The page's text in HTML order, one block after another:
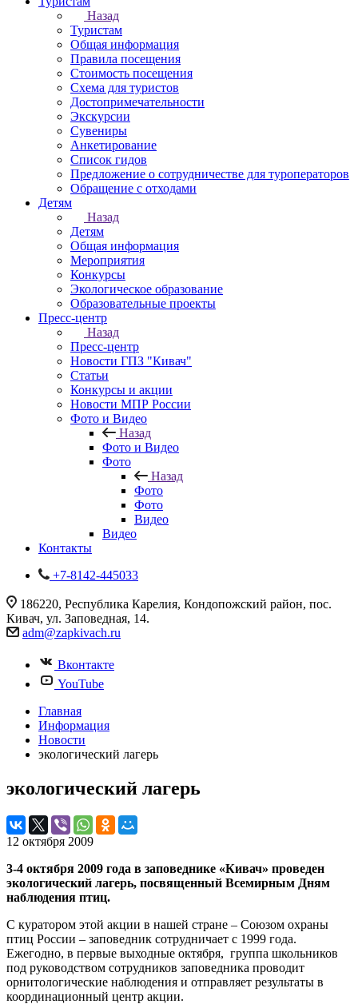
Назад
Туристам
Общая информация
Правила посещения
Стоимость посещения
Схема для туристов
Достопримечательности
Экскурсии
Сувениры
Анкетирование
Список гидов
Предложение о сотрудничестве для туроператоров
Обращение с отходами
Детям
Назад
Детям
Общая информация
Мероприятия
Конкурсы
Экологическое образование
Образовательные проекты
Пресс-центр
Назад
Пресс-центр
Новости ГПЗ "Кивач"
Статьи
Конкурсы и акции
Новости МПР России
Фото и Видео
Назад
Фото и Видео
Фото
Назад
Фото
Фото
Видео
Видео
Контакты
+7-8142-445033
186220, Республика Карелия, Кондопожский район, пос.
Кивач, ул. Заповедная, 14.
adm@zapkivach.ru
Вконтакте
YouTube
Главная
Информация
Новости
экологический лагерь
экологический лагерь
12 октября 2009
3-4 октября 2009 года в заповеднике «Кивач» проведен
экологический лагерь, посвященный Всемирным Дням
наблюдения птиц.
С куратором этой акции в нашей стране – Союзом охраны
птиц России – заповедник сотрудничает с 1999 года.
Ежегодно, в первые выходные октября, группа школьников
под руководством сотрудников заповедника проводит
орнитологические наблюдения и отправляет результаты в
координационный центр акции.